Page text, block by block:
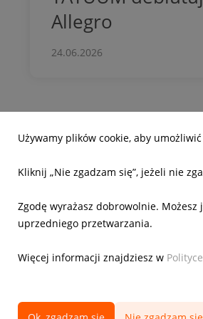
Allegro
24.06.2026
Odpowiedzialność społeczna
Nasz zespół
Używamy plików cookie, aby
Kliknij „Nie zgadzam się”, jeżeli nie
Zgodę wyrażasz dobrowolnie. Możesz
uprzedniego przetwarzania.
Więcej informacji znajdziesz w